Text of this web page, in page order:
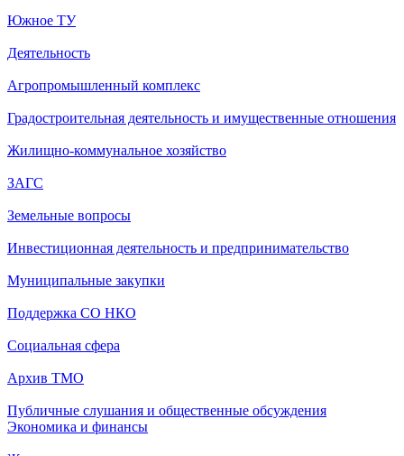
Южное ТУ
Деятельность
Агропромышленный комплекс
Градостроительная деятельность и имущественные отношения
Жилищно-коммунальное хозяйство
ЗАГС
Земельные вопросы
Инвестиционная деятельность и предпринимательство
Муниципальные закупки
Поддержка СО НКО
Социальная сфера
Архив ТМО
Публичные слушания и общественные обсуждения
Экономика и финансы